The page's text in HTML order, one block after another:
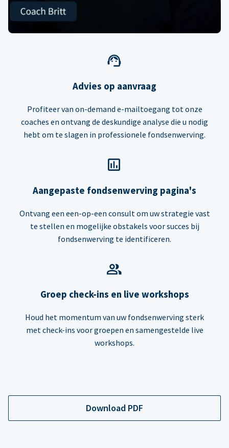
Advies op aanvraag
Profiteer van on-demand e-mailtoegang tot onze
coaches en ontvang de deskundige analyse die u nodig
hebt om te slagen in professionele fondsenwerving.
Aangepaste fondsenwerving pagina's
Ontvang een een-op-een consult om uw strategie vast
te stellen en mogelijke obstakels voor succes bij
fondsenwerving te identificeren.
Groep check-ins en live workshops
Houd het momentum van uw fondsenwerving sterk
met check-ins voor groepen en samengestelde live
workshops.
Download PDF